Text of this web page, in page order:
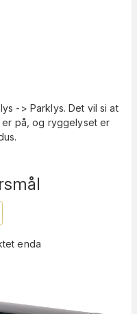
enda
-> Parklys. Det vil si at
på, og ryggelyset er